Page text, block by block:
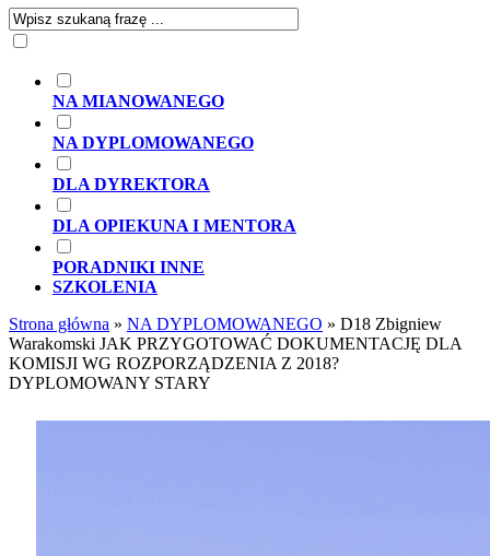
NA MIANOWANEGO
NA DYPLOMOWANEGO
DLA DYREKTORA
DLA OPIEKUNA I MENTORA
PORADNIKI INNE
SZKOLENIA
Strona główna » NA DYPLOMOWANEGO » D18 Zbigniew
Warakomski JAK PRZYGOTOWAĆ DOKUMENTACJĘ DLA
KOMISJI WG ROZPORZĄDZENIA Z 2018?
DYPLOMOWANY STARY